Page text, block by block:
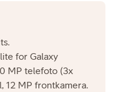
for Galaxy
MP telefoto (3x
12 MP frontkamera.